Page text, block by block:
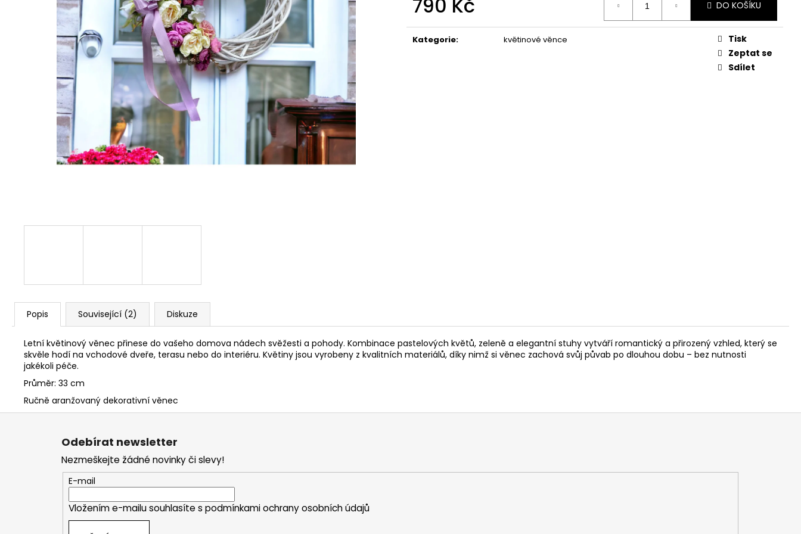
790 Kč
cena:
DO KOŠÍKU
Kategorie: květinové věnce
Tisk
Zeptat se
Sdílet
Popis Související (2) Diskuze
Letní květinový věnec přinese do vašeho domova nádech svěžesti a pohody. Kombinace pastelových květů, zeleně a elegantní stuhy vytváří romantický a přirozený vzhled, který se
skvěle hodí na vchodové dveře, terasu nebo do interiéru. Květiny jsou vyrobeny z kvalitních materiálů, díky nimž si věnec zachová svůj půvab po dlouhou dobu – bez nutnosti
jakékoli péče.
Průměr: 33 cm
Ručně aranžovaný dekorativní věnec
STABILIZOVANÁ KVĚTINA, VĚČNÁ RŮŽE
ANDĚL
419 Kč
STABILIZOVANÁ KVĚTINA, VĚČNÁ RŮŽE
ANDĚL
389 Kč
STABILIZOVANÁ KVĚTINA, VĚČNÁ RŮŽE
ANDĚL
398 Kč
Z
Odebírat newsletter
Nezmeškejte žádné novinky či slevy!
E-mail
Vložením e-mailu souhlasíte s podmínkami ochrany osobních údajů